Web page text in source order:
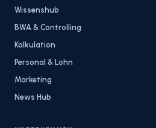
Wissenshub
BWA & Controlling
Kalkulation
Personal & Lohn
Marketing
News Hub